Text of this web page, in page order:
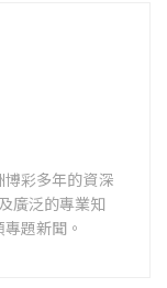
博彩多年的資深
廣泛的專業知
題新聞。